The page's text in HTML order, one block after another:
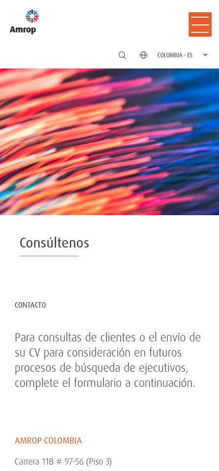
COLOMBIA - ES
Consúltenos
CONTACTO
Para consultas de clientes o el envío de
su CV para consideración en futuros
procesos de búsqueda de ejecutivos,
complete el formulario a continuación.
AMROP COLOMBIA
Carrera 11B # 97-56 (Piso 3)